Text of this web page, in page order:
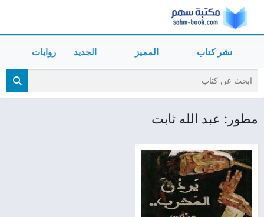
نشر كتاب المميز الجديد روايات
مطور: عبد الله ثابت